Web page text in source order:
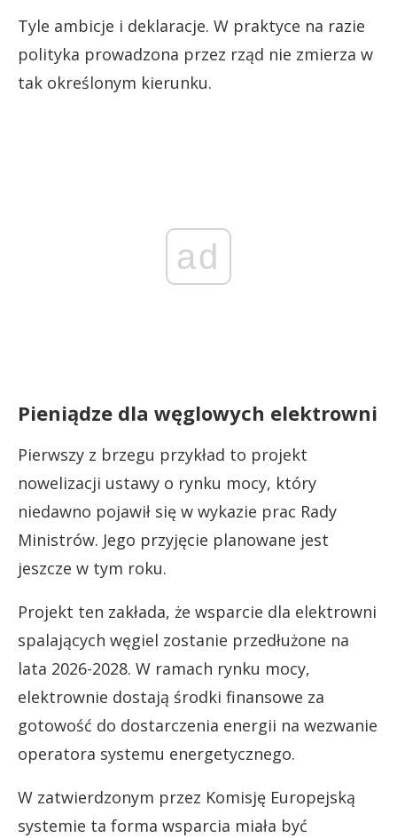
Tyle ambicje i deklaracje. W praktyce na razie
polityka prowadzona przez rząd nie zmierza w
tak określonym kierunku.
ad
Pieniądze dla węglowych elektrowni
Pierwszy z brzegu przykład to projekt
nowelizacji ustawy o rynku mocy, który
niedawno pojawił się w wykazie prac Rady
Ministrów. Jego przyjęcie planowane jest
jeszcze w tym roku.
Projekt ten zakłada, że wsparcie dla elektrowni
spalających węgiel zostanie przedłużone na
lata 2026-2028. W ramach rynku mocy,
elektrownie dostają środki finansowe za
gotowość do dostarczenia energii na wezwanie
operatora systemu energetycznego.
W zatwierdzonym przez Komisję Europejską
systemie ta forma wsparcia miała być